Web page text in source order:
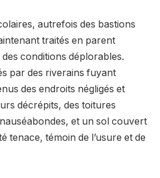
autrefois des bastions
traités en parent
conditions déplorables.
par des riverains fuyant
des endroits négligés et
décrépits, des toitures
et un sol couvert
tenace, témoin de l’usure et de